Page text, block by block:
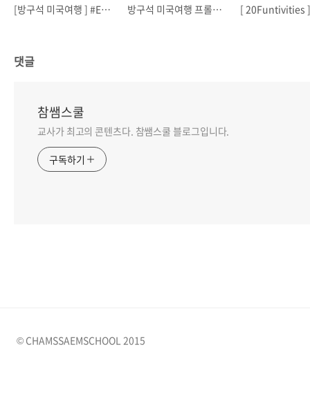
[방구석 미국여행 ] #Ep.01 Happy Halloween 방구석 미국여행 프롤로그
댓글
참쌤스쿨
교사가 최고의 콘텐츠다. 참쌤스쿨 블로그입니다.
구독하기
© CHAMSSAEMSCHOOL 2015